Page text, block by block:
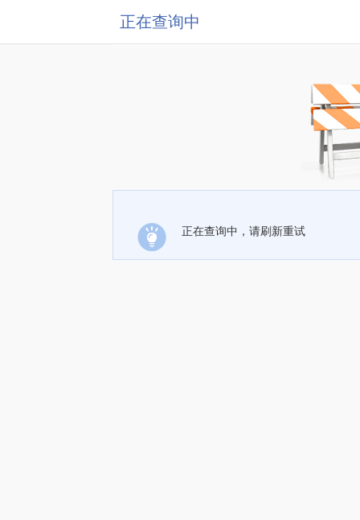
正在查询中
正在查询中，请刷新重试